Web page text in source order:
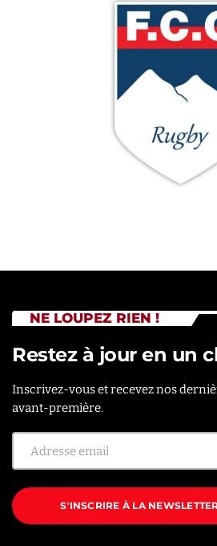
NE LOUPEZ RIEN !
Restez à jour en un
Inscrivez-vous et recevez nos
avant-première.
S'INSCRIRE À LA